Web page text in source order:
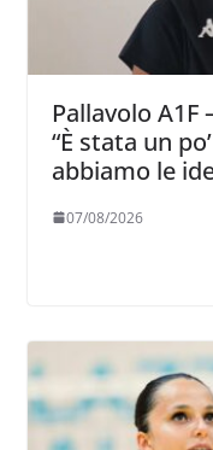
Pallavolo A1F
“È stata un
abbiamo le
07/08/2026